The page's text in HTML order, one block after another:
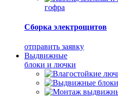
гофра
Сборка электрощитов
отправить заявку
Выдвижные
блоки и лючки